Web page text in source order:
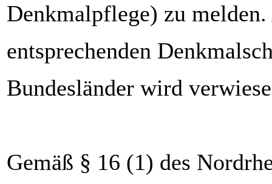
Denkmalpflege) zu
entsprechenden
Bundesländer wird
Gemäß § 16 (1) des